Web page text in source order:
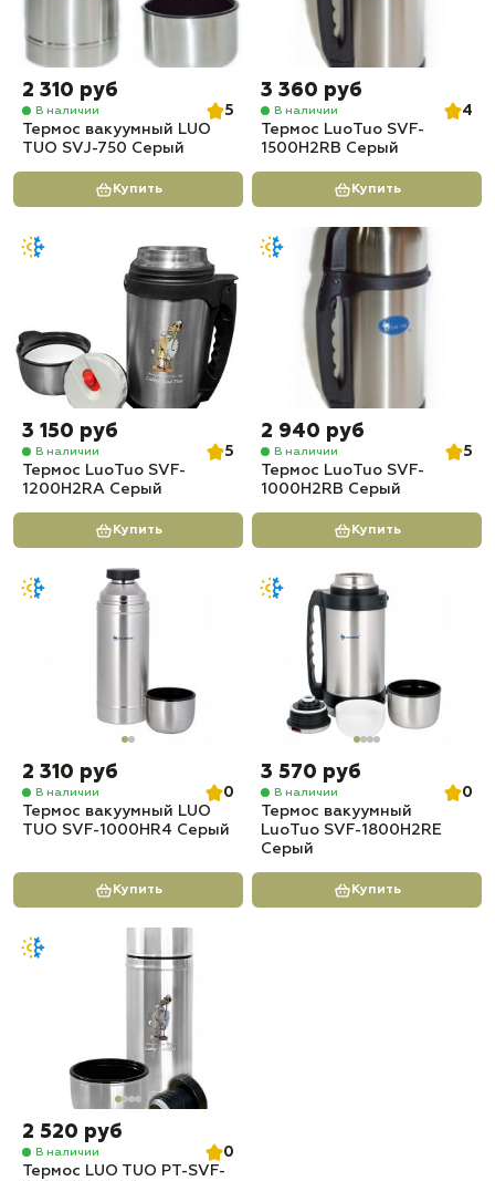
2 310 руб
В наличии
5
Термос вакуумный LUO
TUO SVJ-750 Серый
Купить
3 360 руб
В наличии
4
Термос LuoTuo SVF-
1500H2RB Серый
Купить
3 150 руб
В наличии
5
Термос LuoTuo SVF-
1200H2RA Серый
Купить
2 940 руб
В наличии
5
Термос LuoTuo SVF-
1000H2RB Серый
Купить
2 310 руб
В наличии
0
Термос вакуумный LUO
TUO SVF-1000HR4 Серый
Купить
3 570 руб
В наличии
0
Термос вакуумный
LuoTuo SVF-1800H2RE
Серый
Купить
2 520 руб
В наличии
0
Термос LUO TUO PT-SVF-